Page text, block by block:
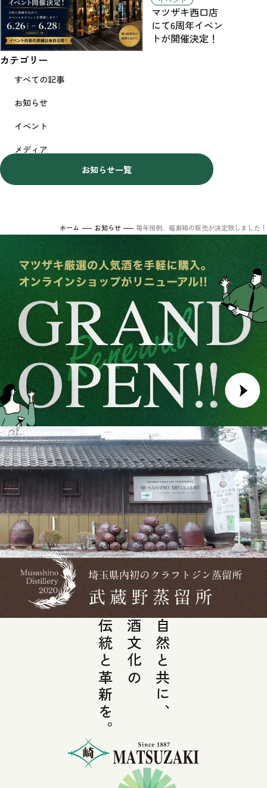
マツザキ西口店
にて6周年イベン
トが開催決定！
カテゴリー
すべての記事
お知らせ
イベント
メディア
お知らせ一覧
ホーム お知らせ 毎年恒例、福寿箱の販売が決定致しました！
自然と共に、
酒文化の
伝統と革新を。